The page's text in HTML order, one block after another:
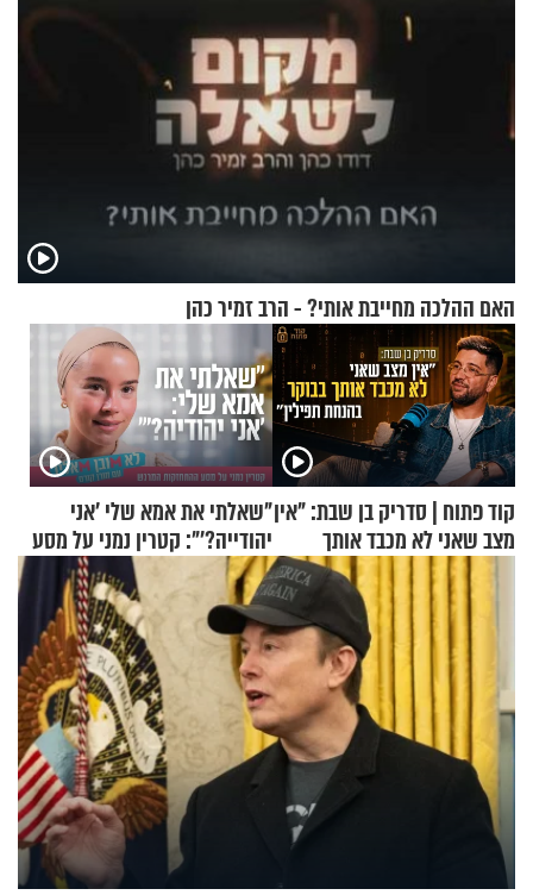
האם ההלכה מחייבת אותי? - הרב זמיר כהן
קוד פתוח | סדריק בן שבת: "אין
מצב שאני לא מכבד אותך
בבוקר בהנחת תפילין"
"שאלתי את אמא שלי 'אני
יהודייה?'": קטרין נמני על מסע
ההתחזקות המרגש